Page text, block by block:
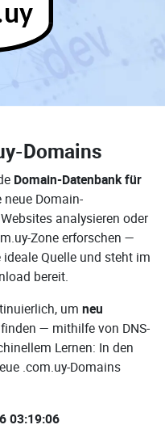
Domains
Domain-Datenbank für
neue Domain-
analysieren oder
Zone erforschen —
Quelle und steht im
bereit.
um neu
— mithilfe von DNS-
Lernen: In den
.com.uy-Domains
03:19:06